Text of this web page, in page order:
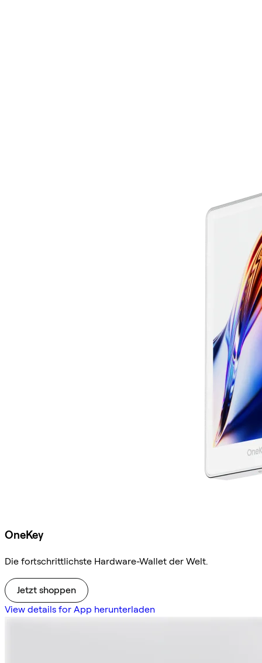
OneKey
Die fortschrittlichste Hardware-Wallet der Welt.
Jetzt shoppen
View details for App herunterladen